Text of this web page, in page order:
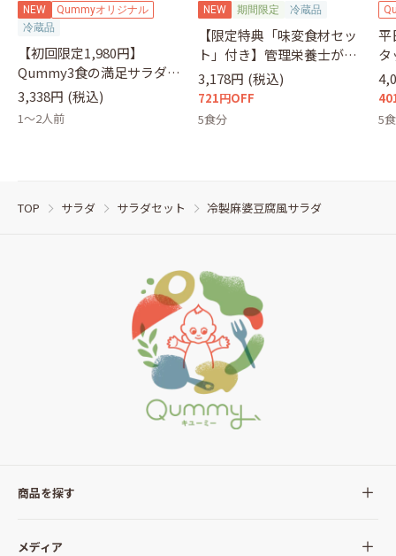
NEW
Qummyオリジナル
冷蔵品
【初回限定1,980円】
Qummy3食の満足サラダセ
ット（クーポンコード：
otameshi）
3,338円 (税込)
1～2人前
NEW 期間限定 冷蔵品
【限定特典「味変食材セッ
ト」付き】管理栄養士が選
ぶサラダ
3,178円 (税込)
721円OFF
5食分
平
タ
セ
5
TOP サラダ サラダセット 冷製麻婆豆腐風サラダ
商品を探す
全ての商品
メディア